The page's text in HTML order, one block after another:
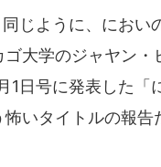
じように、におい
大学のジャヤン
1日号に発表した
いタイトルの報告